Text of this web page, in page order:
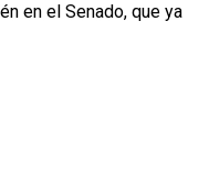
en el Senado, que ya